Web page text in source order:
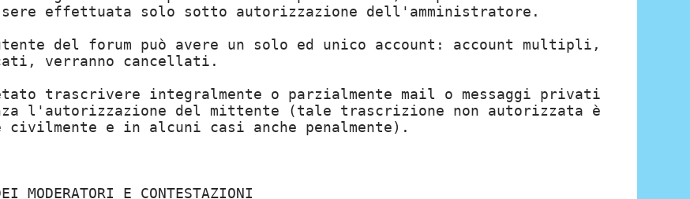
effettuata solo sotto autorizzazione dell'amministratore.
del forum può avere un solo ed unico account: account multipli,
verranno cancellati.
trascrivere integralmente o parzialmente mail o messaggi privati
l'autorizzazione del mittente (tale trascrizione non autorizzata è
civilmente e in alcuni casi anche penalmente).
MODERATORI E CONTESTAZIONI